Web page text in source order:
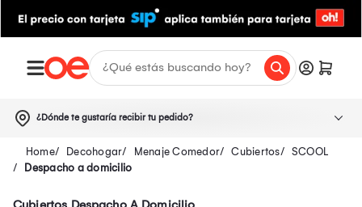
¿Dónde te gustaría recibir tu pedido?
Decohogar Menaje Comedor Cubiertos
SCOOL
Despacho a domicilio